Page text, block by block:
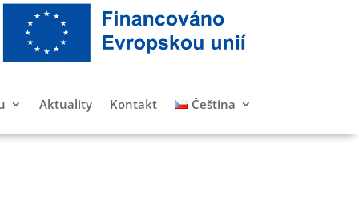
Aktuality Kontakt Čeština